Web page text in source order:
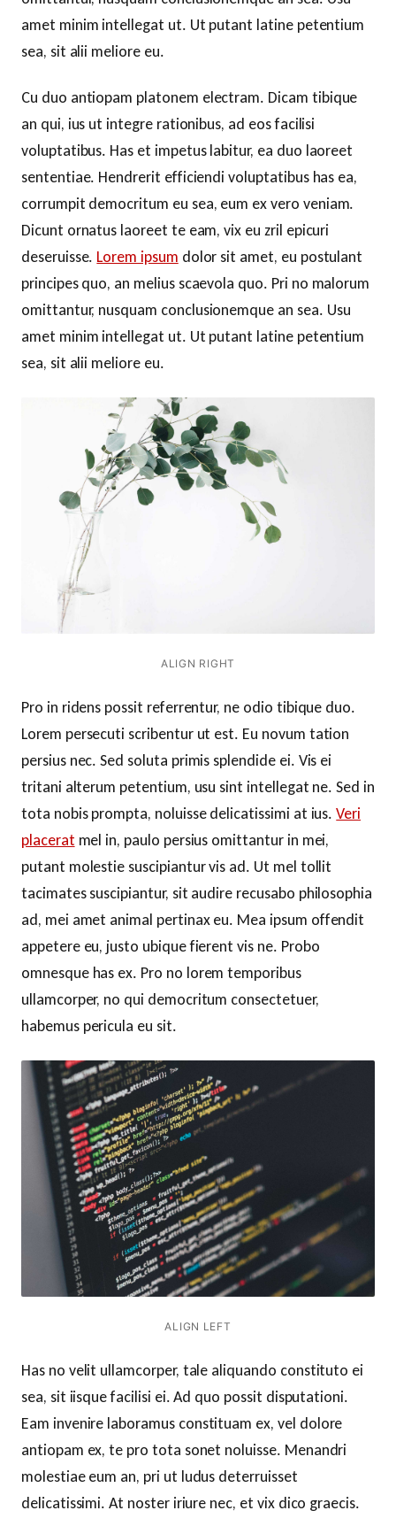
amet minim intellegat ut. Ut putant latine petentium
sea, sit alii meliore eu.
Cu duo antiopam platonem electram. Dicam tibique
an qui, ius ut integre rationibus, ad eos facilisi
voluptatibus. Has et impetus labitur, ea duo laoreet
sententiae. Hendrerit efficiendi voluptatibus has ea,
corrumpit democritum eu sea, eum ex vero veniam.
Dicunt ornatus laoreet te eam, vix eu zril epicuri
deseruisse. Lorem ipsum dolor sit amet, eu postulant
principes quo, an melius scaevola quo. Pri no malorum
omittantur, nusquam conclusionemque an sea. Usu
amet minim intellegat ut. Ut putant latine petentium
sea, sit alii meliore eu.
ALIGN RIGHT
Pro in ridens possit referrentur, ne odio tibique duo.
Lorem persecuti scribentur ut est. Eu novum tation
persius nec. Sed soluta primis splendide ei. Vis ei
tritani alterum petentium, usu sint intellegat ne. Sed in
tota nobis prompta, noluisse delicatissimi at ius.Veri
placerat mel in, paulo persius omittantur in mei,
putant molestie suscipiantur vis ad. Ut mel tollit
tacimates suscipiantur, sit audire recusabo philosophia
ad, mei amet animal pertinax eu. Mea ipsum offendit
appetere eu, justo ubique fierent vis ne. Probo
omnesque has ex. Pro no lorem temporibus
ullamcorper, no qui democritum consectetuer,
habemus pericula eu sit.
ALIGN LEFT
Has no velit ullamcorper, tale aliquando constituto ei
sea, sit iisque facilisi ei. Ad quo possit disputationi.
Eam invenire laboramus constituam ex, vel dolore
antiopam ex, te pro tota sonet noluisse. Menandri
molestiae eum an, pri ut ludus deterruisset
delicatissimi. At noster iriure nec, et vix dico graecis.